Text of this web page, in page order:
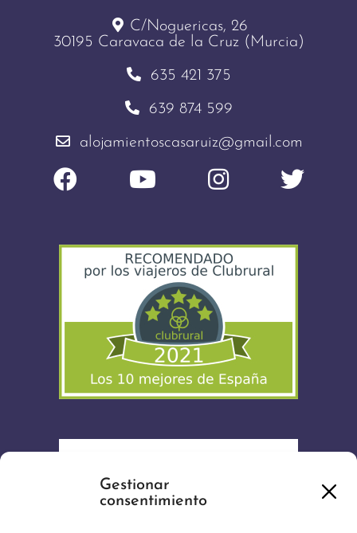
Gestionar
consentimiento
C/Noguericas, 26
30195 Caravaca de la Cruz (Murcia)
635 421 375
639 874 599
alojamientoscasaruiz@gmail.com